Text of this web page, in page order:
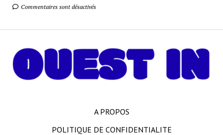
Commentaires sont désactivés
A PROPOS
POLITIQUE DE CONFIDENTIALITE